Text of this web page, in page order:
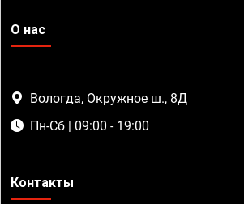
О нас
Вологда, Окружное ш., 8Д
Пн-Сб | 09:00 - 19:00
Контакты